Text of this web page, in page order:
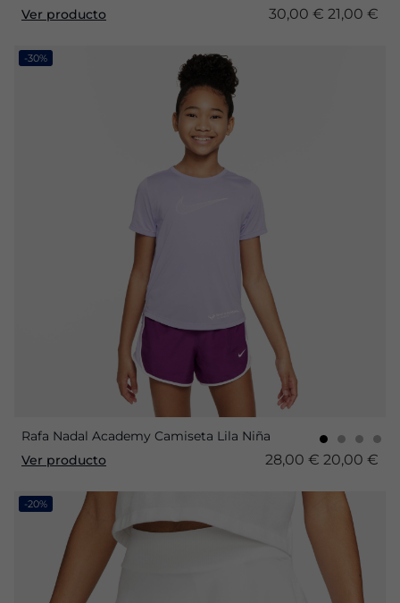
Ver producto
30,00 € 21,00 €
-30%
Rafa Nadal Academy Camiseta Lila Niña
Ver producto
28,00 € 20,00 €
-20%